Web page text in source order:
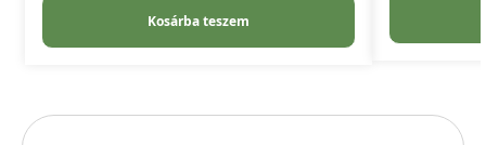
Kosárba teszem